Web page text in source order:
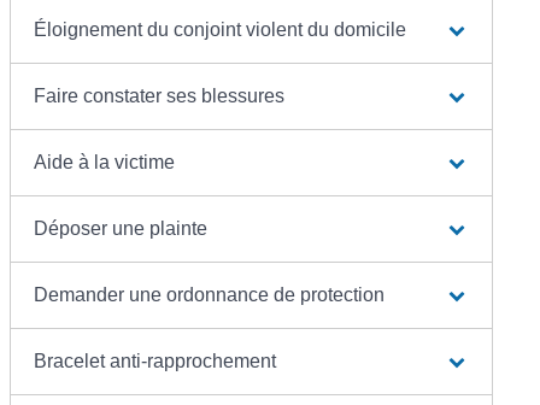
Éloignement du conjoint violent du domicile
Faire constater ses blessures
Aide à la victime
Déposer une plainte
Demander une ordonnance de protection
Bracelet anti-rapprochement